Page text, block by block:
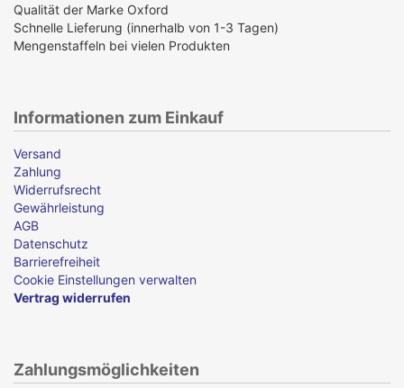
Qualität der Marke Oxford
Schnelle Lieferung (innerhalb von 1-3 Tagen)
Mengenstaffeln bei vielen Produkten
Informationen zum Einkauf
Versand
Zahlung
Widerrufsrecht
Gewährleistung
AGB
Datenschutz
Barrierefreiheit
Cookie Einstellungen verwalten
Vertrag widerrufen
Zahlungsmöglichkeiten